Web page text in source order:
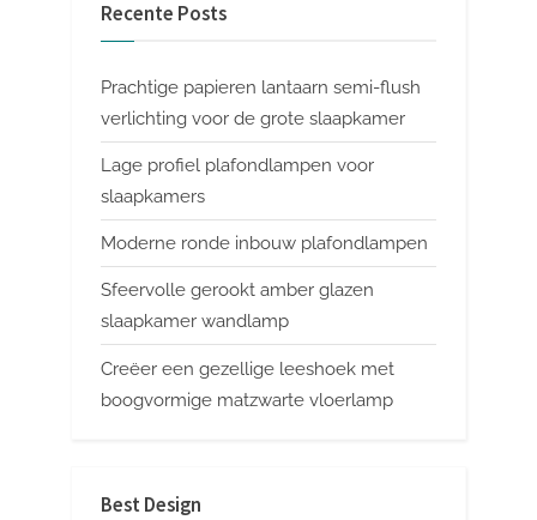
Recente Posts
Prachtige papieren lantaarn semi-flush
verlichting voor de grote slaapkamer
Lage profiel plafondlampen voor
slaapkamers
Moderne ronde inbouw plafondlampen
Sfeervolle gerookt amber glazen
slaapkamer wandlamp
Creëer een gezellige leeshoek met
boogvormige matzwarte vloerlamp
Best Design